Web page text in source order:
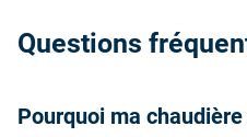
Questions
Pourquoi ma